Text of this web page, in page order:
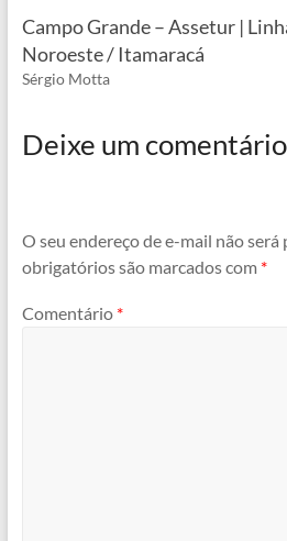
Campo Grande – Assetur |
Noroeste / Itamaracá
Sérgio Motta
Deixe um comentário
O seu endereço de e-mail não será
obrigatórios são marcados com *
Comentário *